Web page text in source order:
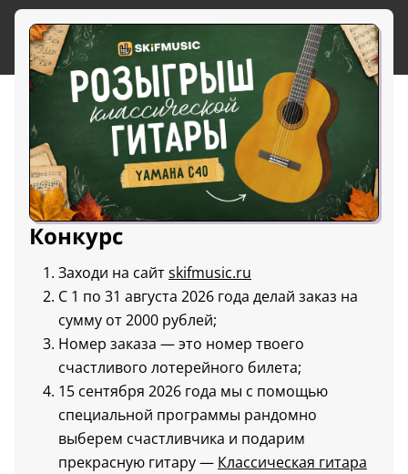
Конкурс
Заходи на сайтskifmusic.ru
С 1 по 31 августа 2026 года делай заказ на
сумму от 2000 рублей;
Номер заказа — это номер твоего
счастливого лотерейного билета;
15 сентября 2026 года мы с помощью
специальной программы рандомно
выберем счастливчика и подарим
прекрасную гитару — Классическая гитара